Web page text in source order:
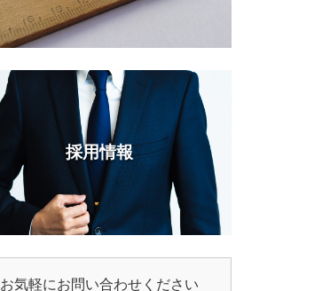
採用情報
お気軽にお問い合わせください